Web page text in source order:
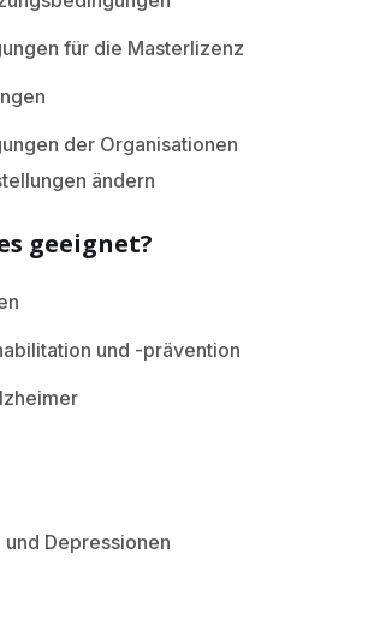
für die Masterlizenz
der Organisationen
ändern
geeignet?
und -prävention
Depressionen